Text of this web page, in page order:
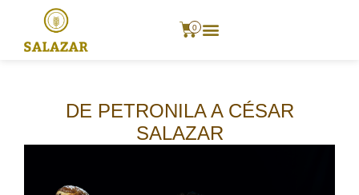
0
DE PETRONILA A CÉSAR
SALAZAR